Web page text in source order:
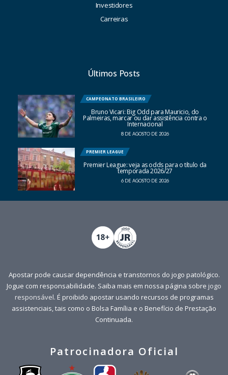
Investidores
Carreiras
Últimos Posts
CAMPEONATO BRASILEIRO
Bruno Vicari: Big Odd para Mauricio, do
Palmeiras, marcar ou dar assistência contra o
Internacional
8 DE AGOSTO DE 2026
PREMIER LEAGUE
Premier League: veja as odds para o título da
temporada 2026/27
6 DE AGOSTO DE 2026
Apostar pode causar dependência e transtornos do jogo patológico.
Jogue com responsabilidade. Saiba mais em nossa página sobre jogo
responsável. É proibido apostar usando recursos de programas
assistenciais, tais como o Bolsa Família e o Benefício de Prestação
Continuada.
Patrocinadora Oficial